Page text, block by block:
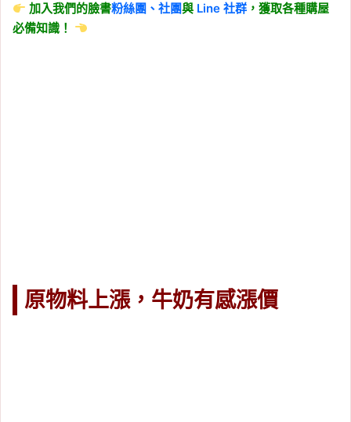
加入我們的臉書粉絲團、社團與 Line社群 ，獲取各種購屋
必備知識！
原物料上漲，牛奶有感漲價